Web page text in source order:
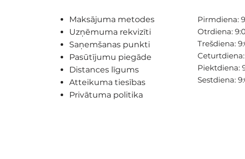
Maksājuma metodes
Uzņēmuma rekvizīti
Saņemšanas punkti
Pasūtījumu piegāde
Distances līgums
Atteikuma tiesības
Privātuma politika
Pirmdiena:
Otrdiena:
Trešdiena:
Ceturtdiena:
Piektdiena:
Sestdiena: